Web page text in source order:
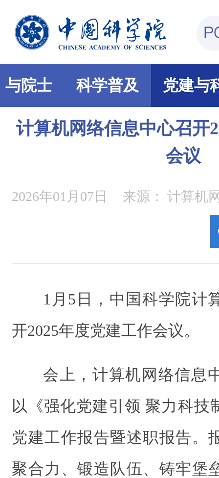
与院士 科学普及 党建与
计算机网络信息中心召开
会议
2026年01月07日 来源： 计算机
1月5日，中国科学院计
开2025年度党建工作会议。
会上，计算机网络信息
以《强化党建引领 聚力科技
党建工作报告暨述职报告。
聚合力、锻造队伍、铸牢堡